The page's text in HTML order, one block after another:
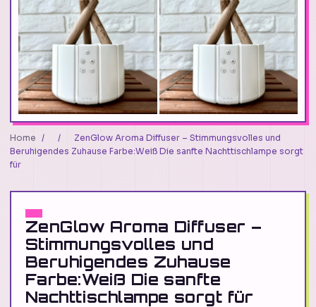
Home / /
ZenGlow Aroma Diffuser – Stimmungsvolles und
Beruhigendes Zuhause Farbe:Weiß Die sanfte Nachttischlampe sorgt
für
ZenGlow Aroma Diffuser –
Stimmungsvolles und
Beruhigendes Zuhause
Farbe:Weiß Die sanfte
Nachttischlampe sorgt für